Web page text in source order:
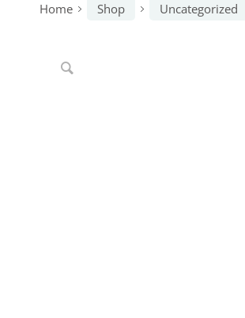
Home Shop Uncategorized